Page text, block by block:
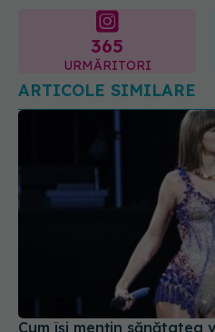
ARTICOLE SIMILARE
Cum își mențin sănătatea
sunt în turneu: rezistă